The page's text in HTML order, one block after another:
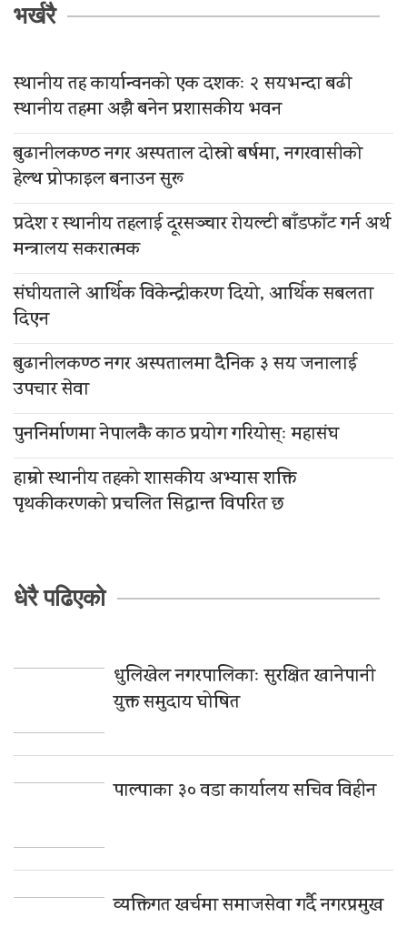
भर्खरै
स्थानीय तह कार्यान्वनको एक दशकः २ सयभन्दा बढी
स्थानीय तहमा अझै बनेन प्रशासकीय भवन
बुढानीलकण्ठ नगर अस्पताल दोस्रो बर्षमा, नगरवासीको
हेल्थ प्रोफाइल बनाउन सुरू
प्रदेश र स्थानीय तहलाई दूरसञ्चार रोयल्टी बाँडफाँट गर्न अर्थ
मन्त्रालय सकरात्मक
संघीयताले आर्थिक विकेन्द्रीकरण दियो, आर्थिक सबलता
दिएन
बुढानीलकण्ठ नगर अस्पतालमा दैनिक ३ सय जनालाई
उपचार सेवा
पुननिर्माणमा नेपालकै काठ प्रयोग गरियोस्ः महासंघ
हाम्रो स्थानीय तहको शासकीय अभ्यास शक्ति
पृथकीकरणको प्रचलित सिद्धान्त विपरित छ
धेरै पढिएको
धुलिखेल नगरपालिकाः सुरक्षित खानेपानी
युक्त समुदाय घोषित
पाल्पाका ३० वडा कार्यालय सचिव विहीन
व्यक्तिगत खर्चमा समाजसेवा गर्दै नगरप्रमुख